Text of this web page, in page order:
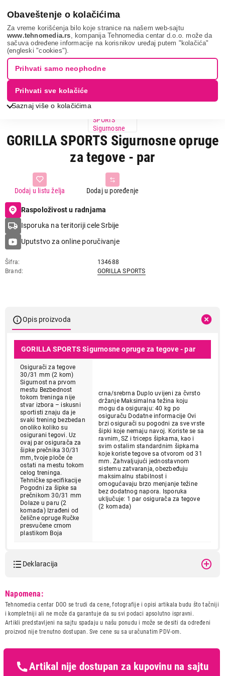
Obaveštenje o kolačićima
Za vreme korišćenja bilo koje stranice na našem web-sajtu
www.tehnomedia.rs , kompanija Tehnomedia centar d.o.o. može da
sačuva određene informacije na korisnikov uređaj putem "kolačića"
(engleski "cookies").
Saznaj više o kolačićima
Prihvati samo neophodne
Prihvati sve kolačiće
Gorilla sports ...
GORILLA SPORTS Sigurnosne opruge
za tegove - par
Dodaj u poređenje
Dodaj u listu želja
Raspoloživost u radnjama
Isporuka na teritoriji cele Srbije
Uputstvo za online poručivanje
Šifra
134688
Brand
GORILLA SPORTS
Opis proizvoda
GORILLA SPORTS Sigurnosne opruge za tegove - par
Osigurači za tegove
30/31 mm (2 kom)
Sigurnost na prvom
mestu Bezbednost
tokom treninga nije
stvar izbora – iskusni
sportisti znaju da je
svaki trening bezbedan
onoliko koliko su
osigurani tegovi. Uz
ovaj par osigurača za
šipke prečnika 30/31
mm, tvoje ploče će
ostati na mestu tokom
celog treninga.
Tehničke specifikacije
Pogodni za šipke sa
prečnikom 30/31 mm
Dolaze u paru (2
komada) Izrađeni od
čelične opruge Ručke
presvučene crnom
plastikom Boja
crna/srebrna Duplo uvijeni za čvrsto
držanje Maksimalna težina koju
mogu da osiguraju: 40 kg po
osiguraču Dodatne informacije Ovi
brzi osigurači su pogodni za sve vrste
šipki koje nemaju navoj. Koriste se sa
ravnim, SZ i triceps šipkama, kao i
svim ostalim standardnim šipkama
koje koriste tegove sa otvorom od 31
mm. Zahvaljujući jednostavnom
sistemu zatvaranja, obezbeđuju
maksimalnu stabilnost i
omogućavaju brzo menjanje težine
bez dodatnog napora. Isporuka
uključuje: 1 par osigurača za tegove
(2 komada)
Deklaracija
Naziv i vrsta robe:
FITNES OPREMA
Uvoznik:
Gorilla Sports DOO
Zemlja porekla:
Kina
Prava potrošača:
Zagarantovana sva prava
zaštiti potrošača
Napomena:
Tehnomedia centar DOO se trudi da cene, fotografije i opisi artikala budu što tačniji
i kompletniji ali ne može da garantuje da su svi podaci apsolutno ispravni.
Artikli predstavljeni na sajtu spadaju u našu ponudu i može se desiti da određeni
proizvod nije trenutno dostupan. Sve cene su sa uračunatim PDV-om.
Artikal nije dostupan za kupovinu na sajtu